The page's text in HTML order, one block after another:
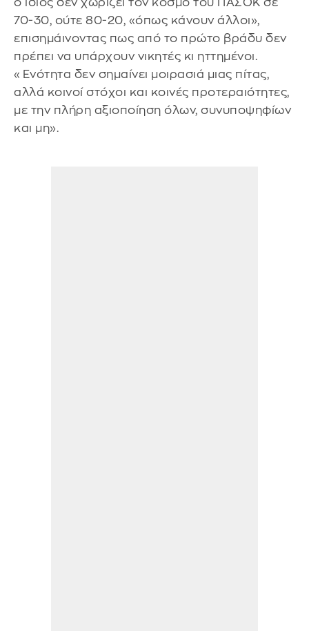
ο ίδιος δεν χωρίζει τον κόσμο του ΠΑΣΟΚ σε
70-30, ούτε 80-20, «όπως κάνουν άλλοι»,
επισημάινοντας πως από το πρώτο βράδυ δεν
πρέπει να υπάρχουν νικητές κι ηττημένοι.
«Ενότητα δεν σημαίνει μοιρασιά μιας πίτας,
αλλά κοινοί στόχοι και κοινές προτεραιότητες,
με την πλήρη αξιοποίηση όλων, συνυποψηφίων
και μη».